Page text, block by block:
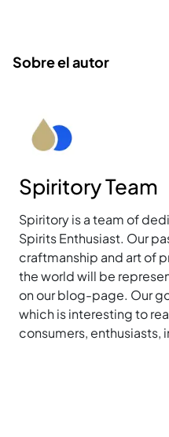
Sobre el autor
Spiritory Team
Spiritory is a team of
Spirits Enthusiast. Our
craftmanship and art of
the world will be
on our blog-page. Our
which is interesting to
consumers, enthusiasts,